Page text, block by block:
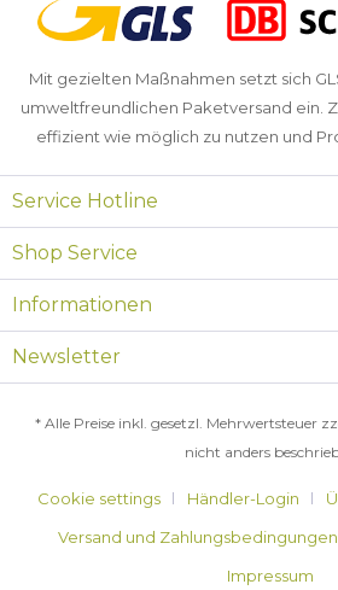
Mit gezielten Maßnahmen setzt sich
umweltfreundlichen Paketversand ein.
effizient wie möglich zu nutzen und
Service Hotline
Shop Service
Informationen
Newsletter
* Alle Preise inkl. gesetzl. Mehrwertsteuer
nicht anders
Cookie settings Händler-Login
Versand und Zahlungsbedingungen
Impressum